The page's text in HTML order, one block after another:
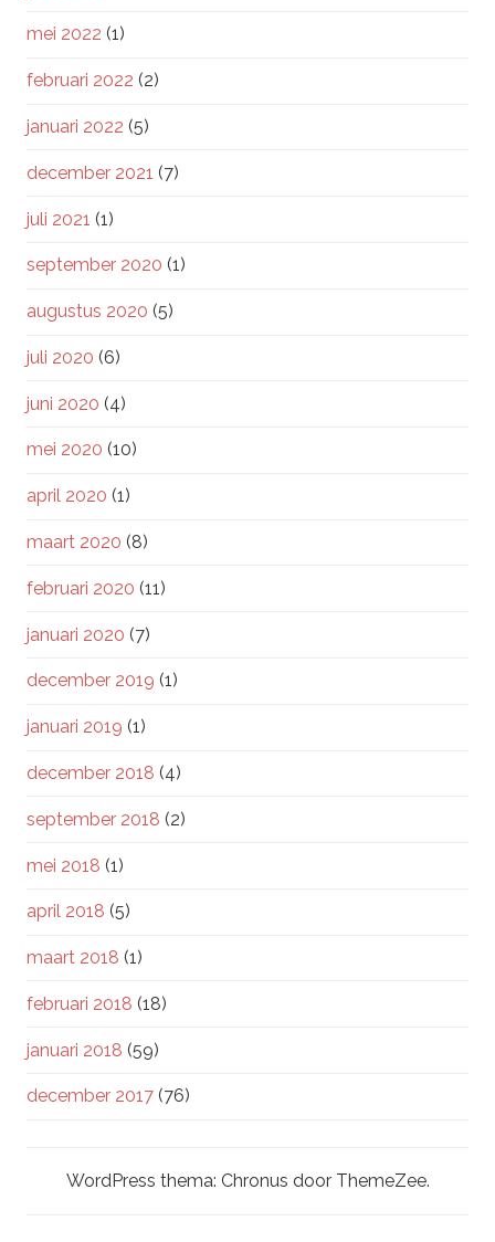
mei 2022 (1)
februari 2022 (2)
januari 2022 (5)
december 2021 (7)
juli 2021 (1)
september 2020 (1)
augustus 2020 (5)
juli 2020 (6)
juni 2020 (4)
mei 2020 (10)
april 2020 (1)
maart 2020 (8)
februari 2020 (11)
januari 2020 (7)
december 2019 (1)
januari 2019 (1)
december 2018 (4)
september 2018 (2)
mei 2018 (1)
april 2018 (5)
maart 2018 (1)
februari 2018 (18)
januari 2018 (59)
december 2017 (76)
WordPress thema: Chronus door ThemeZee.